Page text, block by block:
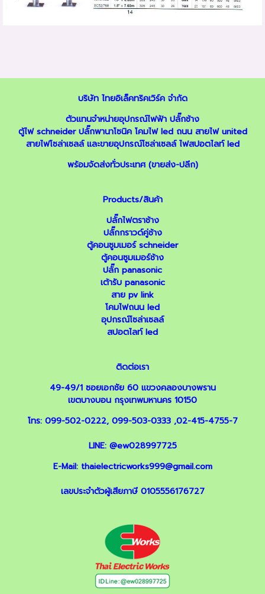
บริษัท ไทยอิเล็คทริคเวิร์ค จำกัด
ตัวแทนจำหน่ายอุปกรณ์ไฟฟ้า ปลั๊กช้าง
ตู้ไฟ schneider ปลั๊กพานาโซนิค โคมไฟ led ถนน สายไฟ united
สายไฟโซล่าเซลล์และขายอุปกรณ์โซล่าเซลล์ ไฟสปอตไลท์ led
พร้อมจัดส่งทั่วประเทศ (ขายส่ง-ปลีก)
Products/สินค้า
ปลั๊กไฟตราช้าง
ปลั๊กกราวด์คู่ช้าง
ตู้คอนซูมเมอร์ schneider
ตู้คอนซูมเมอร์ช้าง
ปลั๊ก panasonic
เต้ารับ panasonic
สาย pv link
โคมไฟถนน led
อุปกรณ์โซล่าเซลล์
สปอตไลท์ led
ติดต่อเรา
49-49/1 ซอยเอกชัย 60 แขวงคลองบางพราน
เขตบางบอน กรุงเทพมหานคร 10150
โทร: 099-502-0222, 099-503-0333,02-415-4755-7
LINE: @ew028997725
E-Mail: thaielectricworks999@gmail.com
เลขประจำตัวผู้เสียภาษี 0105556176727